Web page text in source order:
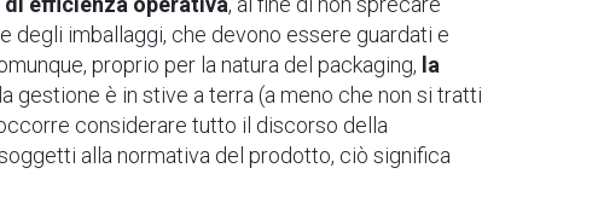
degli imballaggi, che devono essere guardati e
proprio per la natura del packaging, la
gestione è in stive a terra (a meno che non si tratti
considerare tutto il discorso della
alla normativa del prodotto, ciò significa